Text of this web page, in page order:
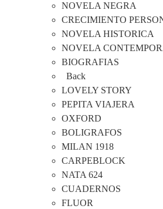
NOVELA NEGRA
CRECIMIENTO
NOVELA HISTORICA
NOVELA
BIOGRAFIAS
Back
LOVELY STORY
PEPITA VIAJERA
OXFORD
BOLIGRAFOS
MILAN 1918
CARPEBLOCK
NATA 624
CUADERNOS
FLUOR